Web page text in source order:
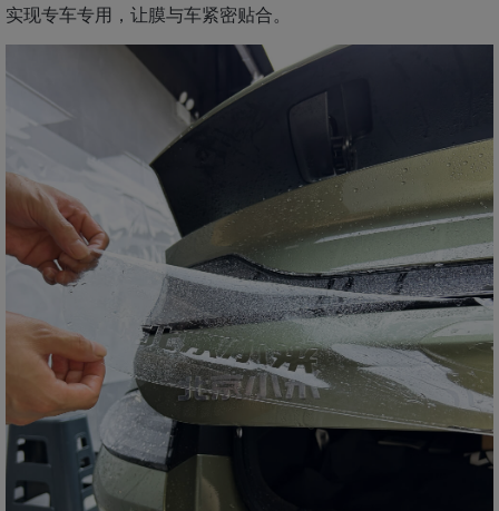
实现专车专用，让膜与车紧密贴合。